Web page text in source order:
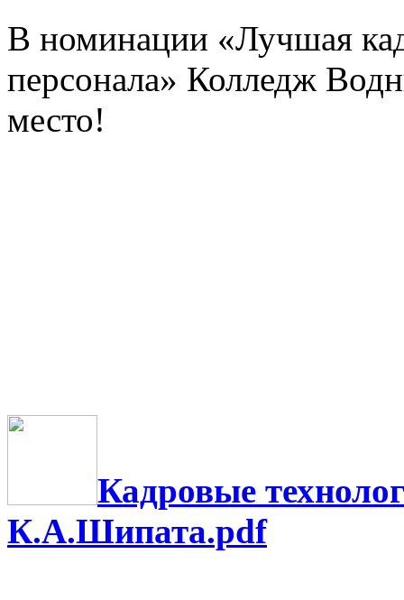
В номинации «Лучшая
персонала» Колледж
место!
Кадровые
К.А.Шипата.pdf